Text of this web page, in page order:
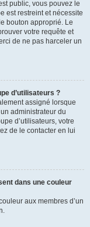
public, vous pouvez le
est restreint et nécessite
bouton approprié. Le
votre requête et
de ne pas harceler un
d’utilisateurs ?
assigné lorsque
administrateur du
d’utilisateurs, votre
de le contacter en lui
dans une couleur
aux membres d’un